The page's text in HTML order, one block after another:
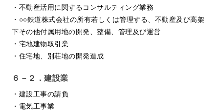
・不動産活用に関するコンサルティング業務
・○○鉄道株式会社の所有若しくは管理する、不動産及び高架
下その他付属用地の開発、整備、管理及び運営
・宅地建物取引業
・住宅地、別荘地の開発造成
６－２．建設業
・建設工事の請負
・電気工事業